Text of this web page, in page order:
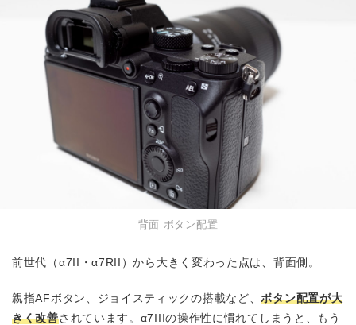
背面 ボタン配置
前世代（α7II・α7RII）から大きく変わった点は、背面側。
親指AFボタン、ジョイスティックの搭載など、ボタン配置が大
きく改善されています。α7IIIの操作性に慣れてしまうと、もう